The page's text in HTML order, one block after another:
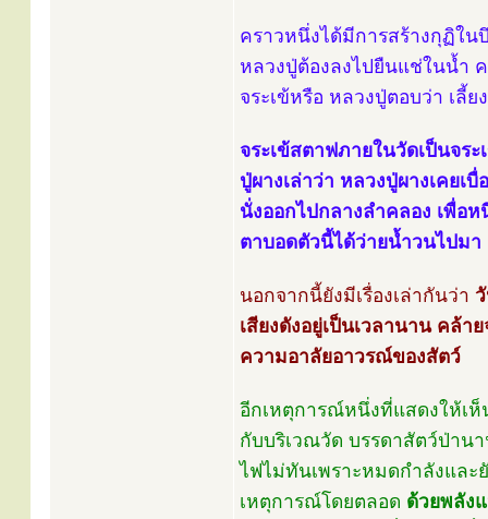
คราวหนึ่งได้มีการสร้างกุฏิใน
หลวงปู่ต้องลงไปยืนแช่ในน้ำ
จระเข้หรือ หลวงปู่ตอบว่า เลี้
จระเข้สตาฟภายในวัดเป็นจร
ปู่ผางเล่าว่า หลวงปู่ผางเคย
นั่งออกไปกลางลำคลอง เพื่อ
ตาบอดตัวนี้ได้ว่ายน้ำวนไปม
นอกจากนี้ยังมีเรื่องเล่ากันว่า
เสียงดังอยู่เป็นเวลานาน คล้า
ความอาลัยอาวรณ์ของสัตว์
อีกเหตุการณ์หนึ่งที่แสดงให้เห็
กับบริเวณวัด บรรดาสัตว์ป่าน
ไฟไม่ทันเพราะหมดกำลังและ
เหตุการณ์โดยตลอด ด้วยพลัง